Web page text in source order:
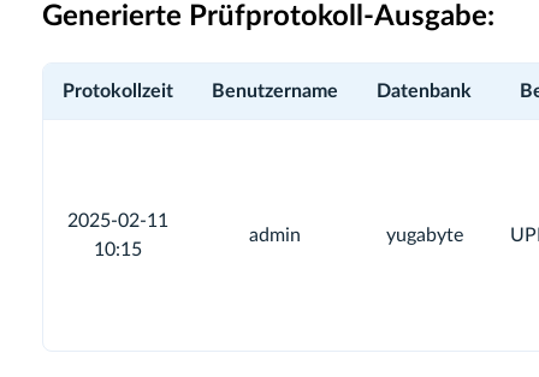
Generierte Prüfprotokoll-Ausgabe:
Protokollzeit Benutzername Datenbank
2025-02-11
10:15
admin yugabyte